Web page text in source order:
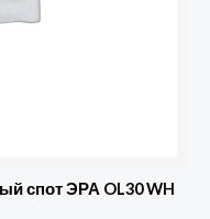
спот ЭРА OL30 WH